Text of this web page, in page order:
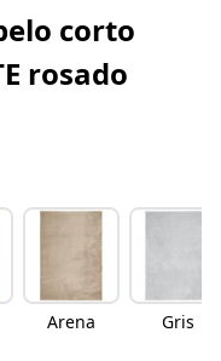
corto
rosado
Arena Gris